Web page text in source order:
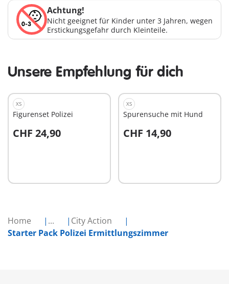
Home ...
City Action
Starter Pack Polizei Ermittlungszimmer
Achtung!
Nicht geeignet für Kinder unter 3 Jahren, wegen
Erstickungsgefahr durch Kleinteile.
Unsere Empfehlung für dich
XS
Figurenset Polizei
CHF 24,90
In den Warenkorb
XS
Spurensuche mit Hund
CHF 14,90
In den Warenkorb